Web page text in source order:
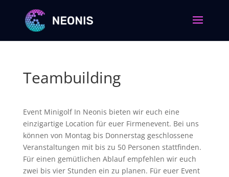
Teambuilding
Event Minigolf In Neonis bieten wir euch eine
einzigartige Location für euer Firmenevent. Bei uns
können von Montag bis Donnerstag geschlossene
Veranstaltungen mit bis zu 50 Personen stattfinden.
Für einen gemütlichen Ablauf empfehlen wir euch
zwei bis vier Stunden ein zu planen. Für euer Event